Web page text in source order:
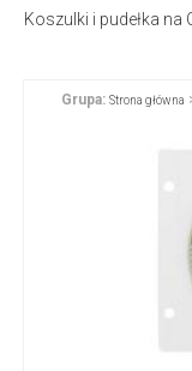
Koszulki i pudełka na
Grupa: Strona główna